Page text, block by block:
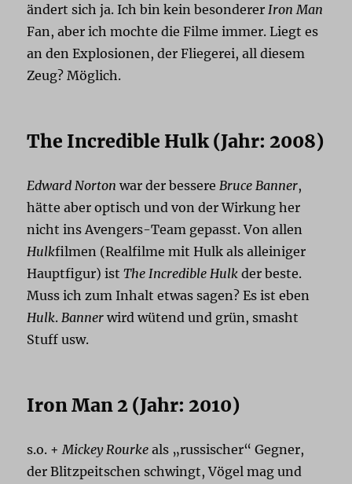
ändert sich ja. Ich bin kein besonderer Iron Man
Fan, aber ich mochte die Filme immer. Liegt es
an den Explosionen, der Fliegerei, all diesem
Zeug? Möglich.
The Incredible Hulk (Jahr: 2008)
Edward Norton war der bessere Bruce Banner,
hätte aber optisch und von der Wirkung her
nicht ins Avengers-Team gepasst. Von allen
Hulkfilmen (Realfilme mit Hulk als alleiniger
Hauptfigur) istThe Incredible Hulk der beste.
Muss ich zum Inhalt etwas sagen? Es ist eben
Hulk. Banner wird wütend und grün, smasht
Stuff usw.
Iron Man 2 (Jahr: 2010)
s.o. + Mickey Rourke als „russischer“ Gegner,
der Blitzpeitschen schwingt, Vögel mag und